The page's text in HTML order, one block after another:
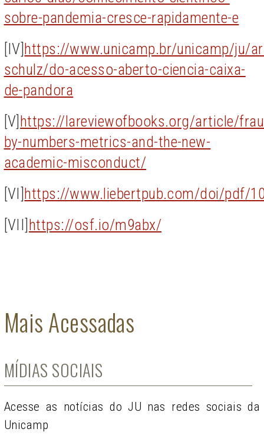
sobre-pandemia-cresce-rapidamente-e
[IV]https://www.unicamp.br/unicamp/ju/
schulz/do-acesso-aberto-ciencia-caixa-
de-pandora
[V]https://lareviewofbooks.org/article/
by-numbers-metrics-and-the-new-
academic-misconduct/
[VI]https://www.liebertpub.com/doi/pdf/
[VII]https://osf.io/m9abx/
Mais Acessadas
MÍDIAS SOCIAIS
Acesse as notícias do JU nas redes sociais da
Unicamp